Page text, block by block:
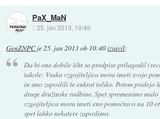
PaX_MaN
::25. jan 2013, 10:49
GenZNPCje 25. jan 2013 ob 10:40izjavil:
Da bi one dobile šiht so predpise prilagodil
takole: Vsaka vzgojiteljica mora imeti svojo
in smo zaposlili še enkrat toliko. Potem pridejo
druge družinske rodbine. Spet spremenimo
vzgojiteljica mora imeti eno pomočnico na 10
spet lahko nekatere zaposlimo.